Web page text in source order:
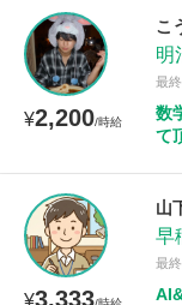
¥2,200/時給
こ
明
最
数
て
¥3,333
山
早
最